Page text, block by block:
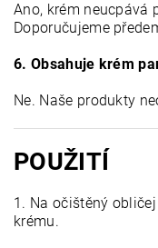
Ano, krém neucpává
Doporučujeme
6. Obsahuje krém
Ne. Naše produkty
POUŽITÍ
1. Na očištěný
krému.